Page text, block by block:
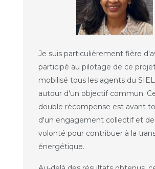
Je suis particulièrement fière
participé au pilotage de ce
mobilisé tous les agents du
autour d'un objectif commun.
double récompense est avant
d'un engagement collectif et de
volonté pour contribuer à la
énergétique.